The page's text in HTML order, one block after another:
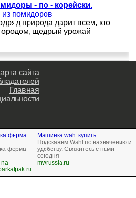
- по - корейски.
из помидоров
природа дарит всем, кто
щедрый урожай
сайта
Главная
ферма
ферма
na-
Машинка wahl купить
Подскажем Wahl по назначению и
удобству. Свяжитесь с нами
сегодня
mwrussia.ru